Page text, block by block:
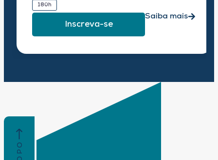
180h
Inscreva-se
Saiba mais